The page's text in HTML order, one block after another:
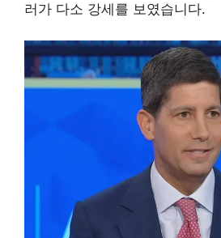
러가 다소 강세를 보였습니다.